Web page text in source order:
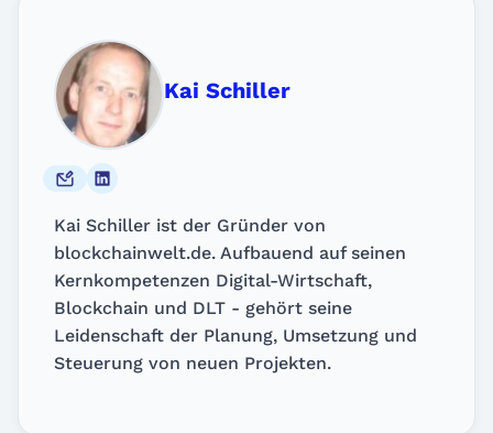
Kai Schiller
Kai Schiller ist der Gründer von
blockchainwelt.de. Aufbauend auf seinen
Kernkompetenzen Digital-Wirtschaft,
Blockchain und DLT - gehört seine
Leidenschaft der Planung, Umsetzung und
Steuerung von neuen Projekten.